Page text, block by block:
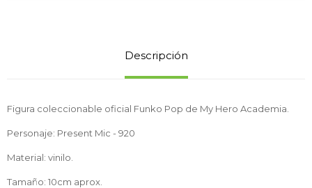
Descripción
Figura coleccionable oficial Funko Pop de My Hero Academia.
Personaje: Present Mic - 920
Material: vinilo.
Tamaño: 10cm aprox.